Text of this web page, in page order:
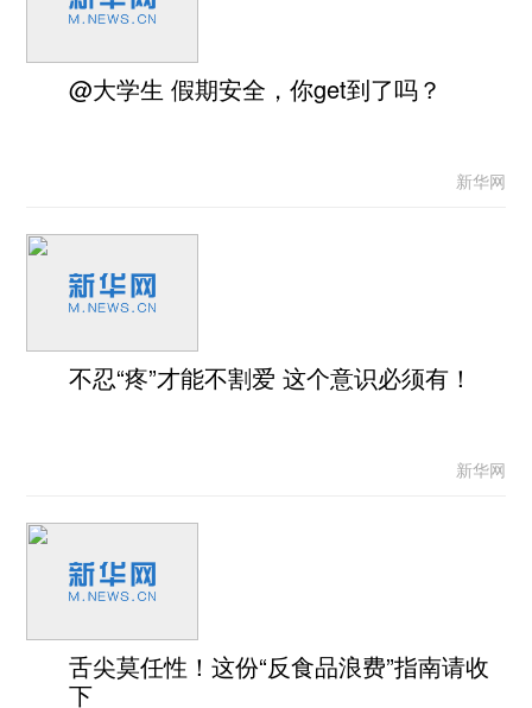
@大学生 假期安全，你get到了吗？
新华网
不忍“疼”才能不割爱 这个意识必须有！
新华网
舌尖莫任性！这份“反食品浪费”指南请收
下